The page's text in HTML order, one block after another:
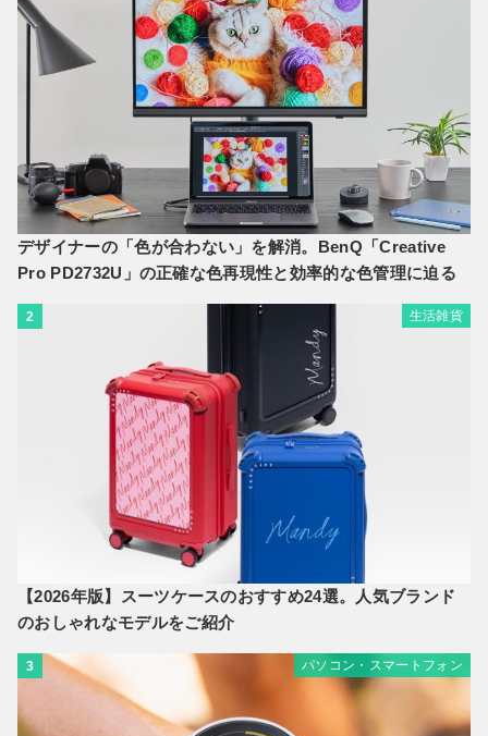
デザイナーの「色が合わない」を解消。BenQ「Creative
Pro PD2732U」の正確な色再現性と効率的な色管理に迫る
2 生活雑貨
【2026年版】スーツケースのおすすめ24選。人気ブランド
のおしゃれなモデルをご紹介
3 パソコン・スマートフォン